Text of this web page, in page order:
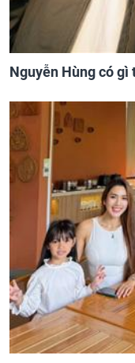
Nguyễn Hùng có